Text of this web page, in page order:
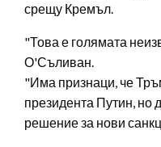
срещу Кремъл.
"Това е голямата
О'Съливан.
"Има признаци, че
президента Путин, но
решение за нови